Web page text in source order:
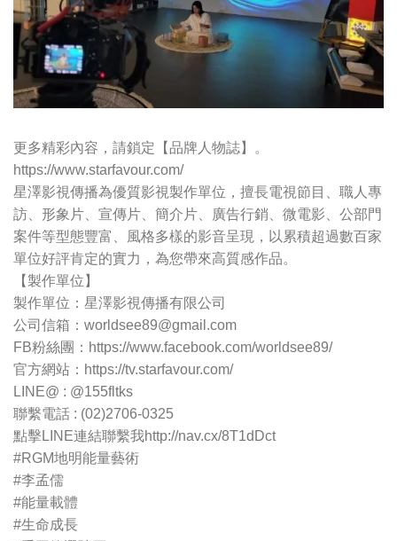
更多精彩內容，請鎖定【品牌人物誌】。
https://www.starfavour.com/
星澤影視傳播為優質影視製作單位，擅長電視節目、職人專
訪、形象片、宣傳片、簡介片、廣告行銷、微電影、公部門
案件等型態豐富、風格多樣的影音呈現，以累積超過數百家
單位好評肯定的實力，為您帶來高質感作品。
【製作單位】
製作單位：星澤影視傳播有限公司
公司信箱： worldsee89@gmail.com
FB粉絲團：https://www.facebook.com/worldsee89/
官方網站：https://tv.starfavour.com/
LINE@ : @155fltks
聯繫電話 : (02)2706-0325
點擊LINE連結聯繫我http://nav.cx/8T1dDct
#RGM地明能量藝術
#李孟儒
#能量載體
#生命成長